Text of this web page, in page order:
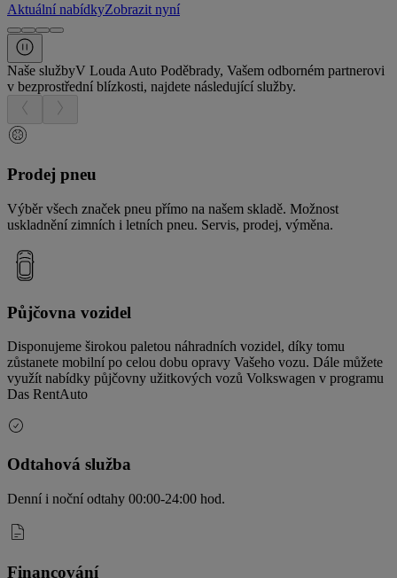
Aktuální nabídkyZobrazit nyní
Naše službyV Louda Auto Poděbrady, Vašem odborném partnerovi
v bezprostřední blízkosti, najdete následující služby.
Prodej pneu
Výběr všech značek pneu přímo na našem skladě. Možnost
uskladnění zimních i letních pneu. Servis, prodej, výměna.
Půjčovna vozidel
Disponujeme širokou paletou náhradních vozidel, díky tomu
zůstanete mobilní po celou dobu opravy Vašeho vozu. Dále můžete
využít nabídky půjčovny užitkových vozů Volkswagen v programu
Das RentAuto
Odtahová služba
Denní i noční odtahy 00:00-24:00 hod.
Financování